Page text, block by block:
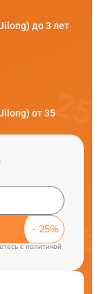
до 3 лет
от 35
cполитикой